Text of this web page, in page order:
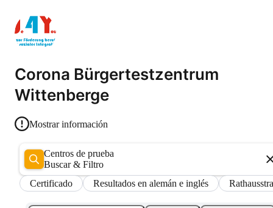
Corona Bürgertestzentrum
Wittenberge
Mostrar información
Centros de prueba
Buscar & Filtro
Certificado
Resultados en alemán e inglés